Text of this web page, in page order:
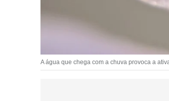
A água que chega com a chuva provoca a